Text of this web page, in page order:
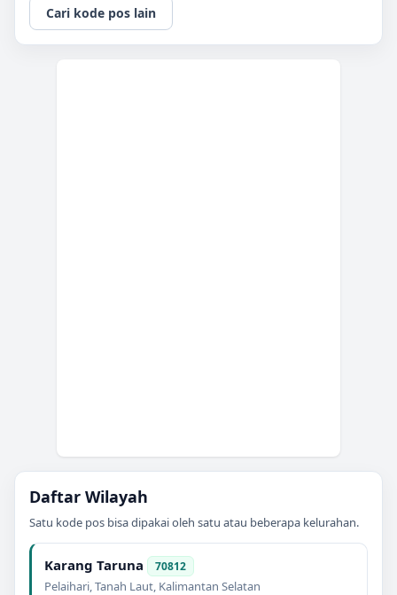
Cari kode pos lain
Daftar Wilayah
Satu kode pos bisa dipakai oleh satu atau beberapa kelurahan.
Karang Taruna 70812
Pelaihari,Tanah Laut, Kalimantan Selatan